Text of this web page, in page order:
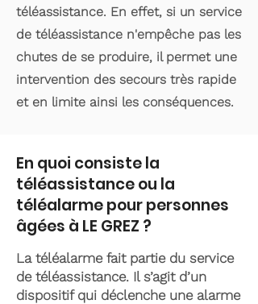
téléassistance. En effet, si un service
de téléassistance n'empêche pas les
chutes de se produire, il permet une
intervention des secours très rapide
et en limite ainsi les conséquences.
En quoi consiste la
téléassistance ou la
téléalarme pour personnes
âgées à LE GREZ ?
La téléalarme fait partie du service
de téléassistance. Il s’agit d’un
dispositif qui déclenche une alarme